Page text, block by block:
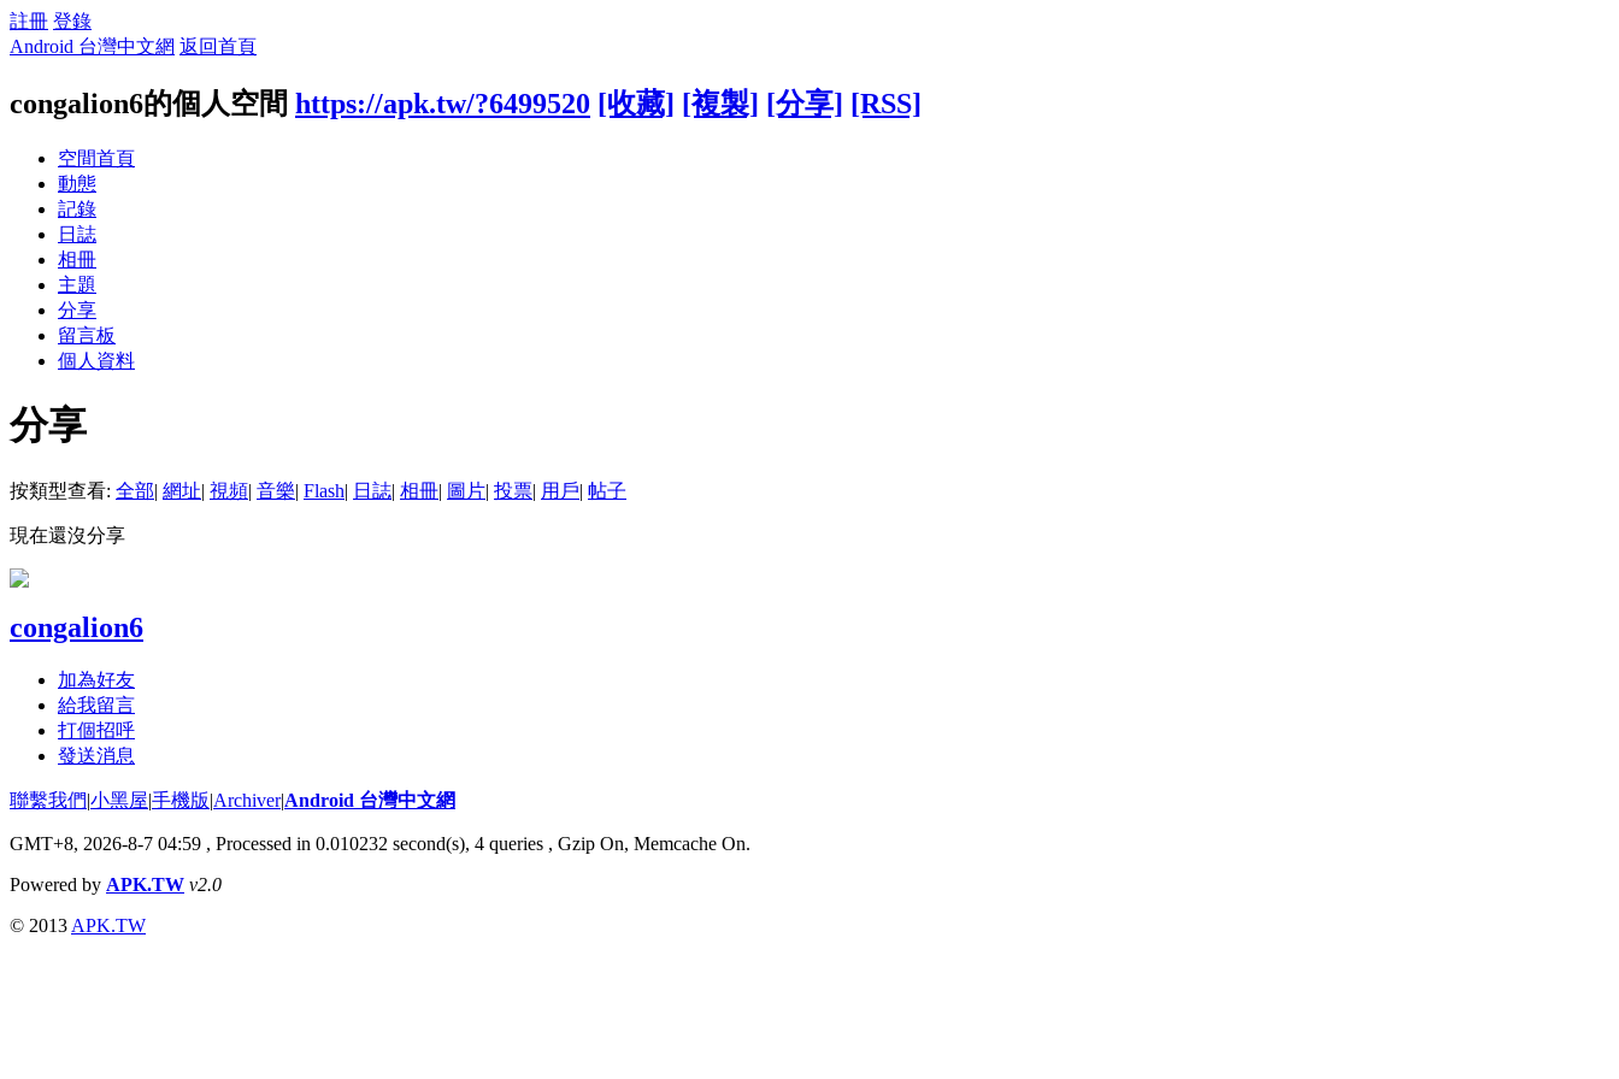
註冊 登錄
Android 台灣中文網 返回首頁
congalion6的個人空間 https://apk.tw/?6499520 [收藏] [複製] [分享] [RSS]
空間首頁
動態
記錄
日誌
相冊
主題
分享
留言板
個人資料
分享
按類型查看: 全部| 網址| 視頻| 音樂| Flash| 日誌| 相冊| 圖片| 投票| 用戶| 帖子
現在還沒分享
congalion6
加為好友
給我留言
打個招呼
發送消息
聯繫我們|小黑屋|手機版|Archiver|Android 台灣中文網
GMT+8, 2026-8-7 04:59 , Processed in 0.010232 second(s), 4 queries , Gzip On, Memcache On.
Powered by APK.TW v2.0
© 2013 APK.TW